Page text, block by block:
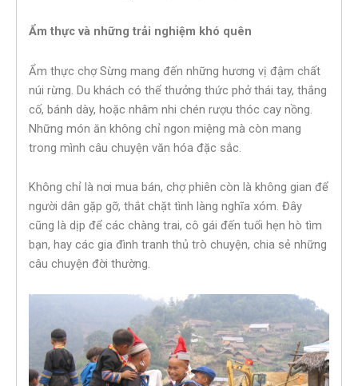
Ẩm thực và những trải nghiệm khó quên
Ẩm thực chợ Sừng mang đến những hương vị đậm chất
núi rừng. Du khách có thể thưởng thức phở thái tay, thắng
cố, bánh dày, hoặc nhâm nhi chén rượu thóc cay nồng.
Những món ăn không chỉ ngon miệng mà còn mang
trong mình câu chuyện văn hóa đặc sắc.
Không chỉ là nơi mua bán, chợ phiên còn là không gian để
người dân gặp gỡ, thắt chặt tình làng nghĩa xóm. Đây
cũng là dịp để các chàng trai, cô gái đến tuổi hẹn hò tìm
bạn, hay các gia đình tranh thủ trò chuyện, chia sẻ những
câu chuyện đời thường.